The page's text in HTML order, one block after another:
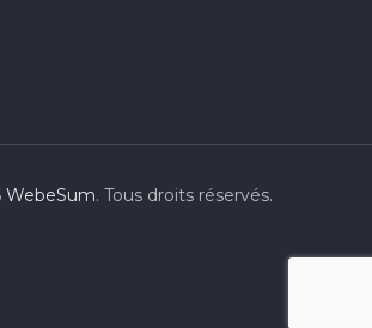
WebeSum. Tous droits réservés.